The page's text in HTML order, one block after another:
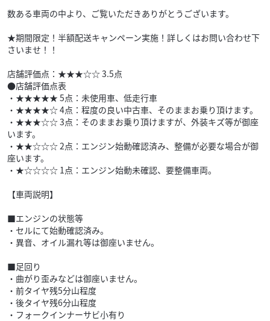
数ある車両の中より、ご覧いただきありがとうございます。
★期間限定！半額配送キャンペーン実施！詳しくはお問い合わせ下
さいませ！！
店舗評価点：★★★☆☆ 3.5点
●店舗評価点表
・★★★★★ 5点：未使用車、低走行車
・★★★★☆ 4点：程度の良い中古車、そのままお乗り頂けます。
・★★★☆☆ 3点：そのままお乗り頂けますが、外装キズ等が御座
います。
・★★☆☆☆ 2点：エンジン始動確認済み、整備が必要な場合が御
座います。
・★☆☆☆☆ 1点：エンジン始動未確認、要整備車両。
【車両説明】
■エンジンの状態等
・セルにて始動確認済み。
・異音、オイル漏れ等は御座いません。
■足回り
・曲がり歪みなどは御座いません。
・前タイヤ残5分山程度
・後タイヤ残6分山程度
・フォークインナーサビ小有り